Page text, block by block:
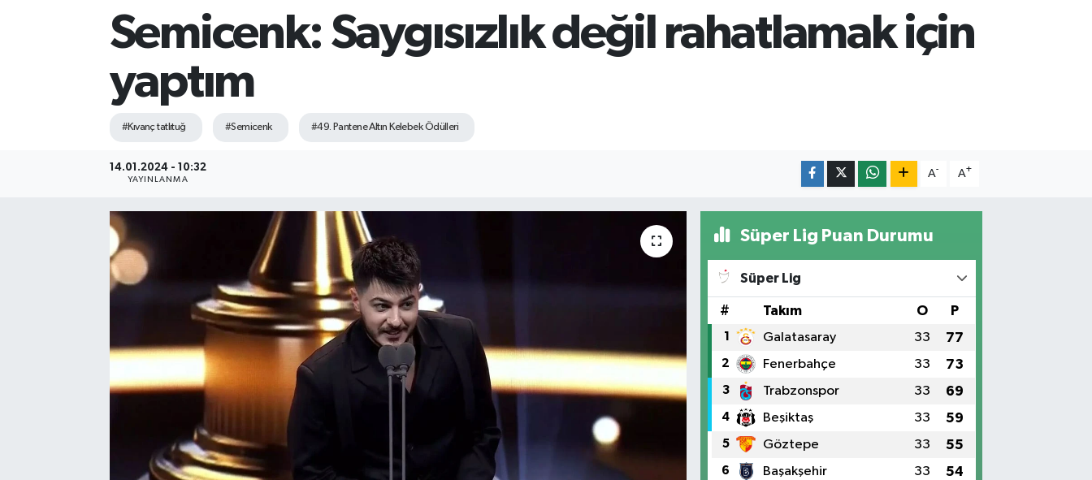
Semicenk: Saygısızlık değil rahatlamak için
yaptım
#Kıvanç tatlıtuğ #Semicenk #49. Pantene Altın Kelebek Ödülleri
14.01.2024 - 10:32
YAYINLANMA
A- A+
Süper Lig Puan Durumu
Süper Lig
# Takım O P
1 Galatasaray 33 77
2 Fenerbahçe 33 73
3 Trabzonspor 33 69
4 Beşiktaş 33 59
5 Göztepe 33 55
6 Başakşehir 33 54